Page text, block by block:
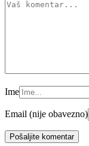
Ime
Email (nije obavezno)